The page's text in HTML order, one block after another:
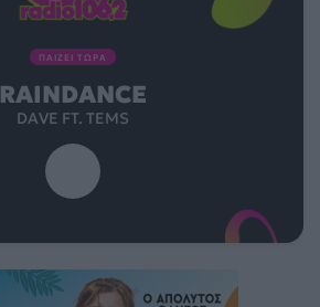
ΠΑΙΖΕΙ ΤΩΡΑ
RAINDANCE
DAVE FT. TEMS